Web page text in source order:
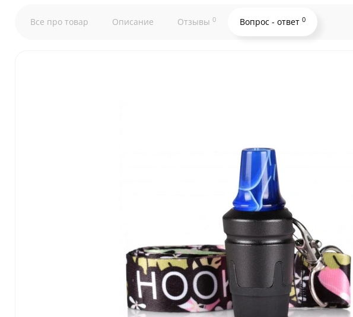
Все про товар Описание Отзывы 0 Вопрос - ответ 0